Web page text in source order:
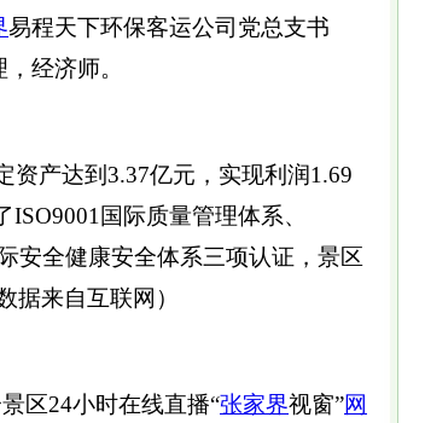
易程天下环保客运公司党总支书
经济师。
产达到3.37亿元，实现利润1.69
国际质量管理体系、
安全健康安全体系三项认证，景区
据来自互联网）
区24小时在线直播“张家界视窗”网